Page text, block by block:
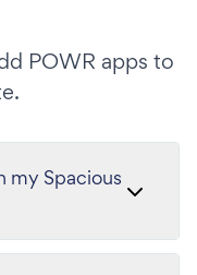
POWR apps to
my Spacious